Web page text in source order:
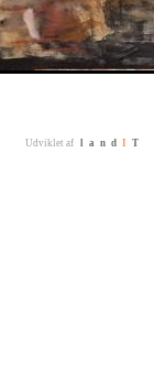
Udviklet af land I T